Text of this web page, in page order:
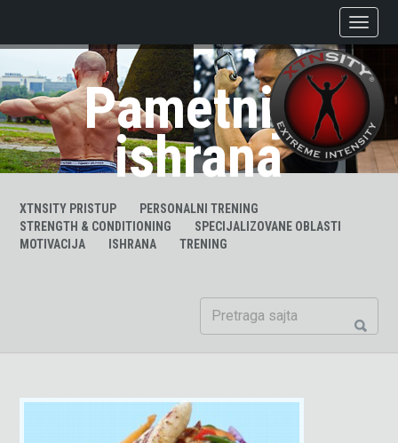
Pametnija
ishrana
XTNSITY PRISTUP
PERSONALNI TRENING
STRENGTH & CONDITIONING
SPECIJALIZOVANE OBLASTI
MOTIVACIJA
ISHRANA TRENING